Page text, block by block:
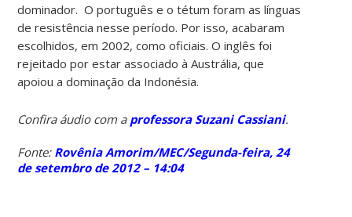
dominador. O português e o tétum foram as línguas
de resistência nesse período. Por isso, acabaram
escolhidos, em 2002, como oficiais. O inglês foi
rejeitado por estar associado à Austrália, que
apoiou a dominação da Indonésia.
Confira áudio com a professora Suzani Cassiani.
Fonte: Rovênia Amorim/MEC/Segunda-feira, 24
de setembro de 2012 – 14:04